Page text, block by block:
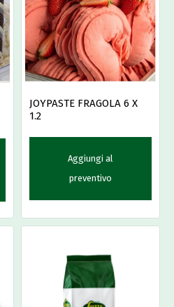
JOYPASTE FRAGOLA 6 X
1.2
Aggiungi al
preventivo